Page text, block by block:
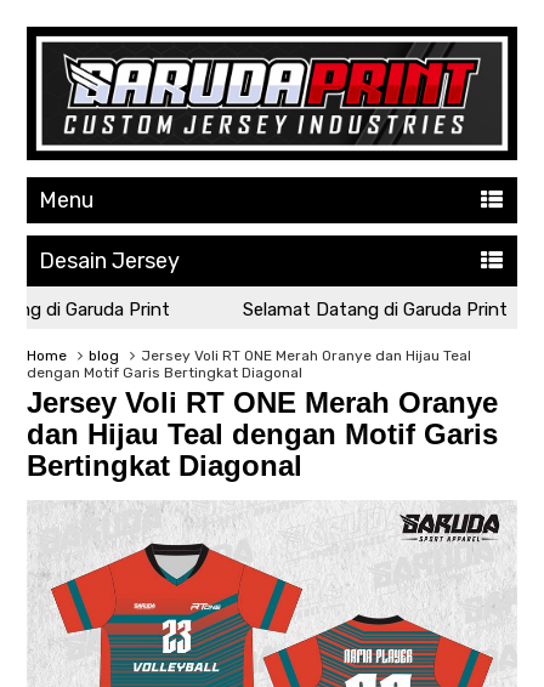
Menu
Desain Jersey
di Garuda Print Selamat Datang di Garuda Print
Home blog
Jersey Voli RT ONE Merah Oranye dan Hijau Teal
dengan Motif Garis Bertingkat Diagonal
Jersey Voli RT ONE Merah Oranye
dan Hijau Teal dengan Motif Garis
Bertingkat Diagonal